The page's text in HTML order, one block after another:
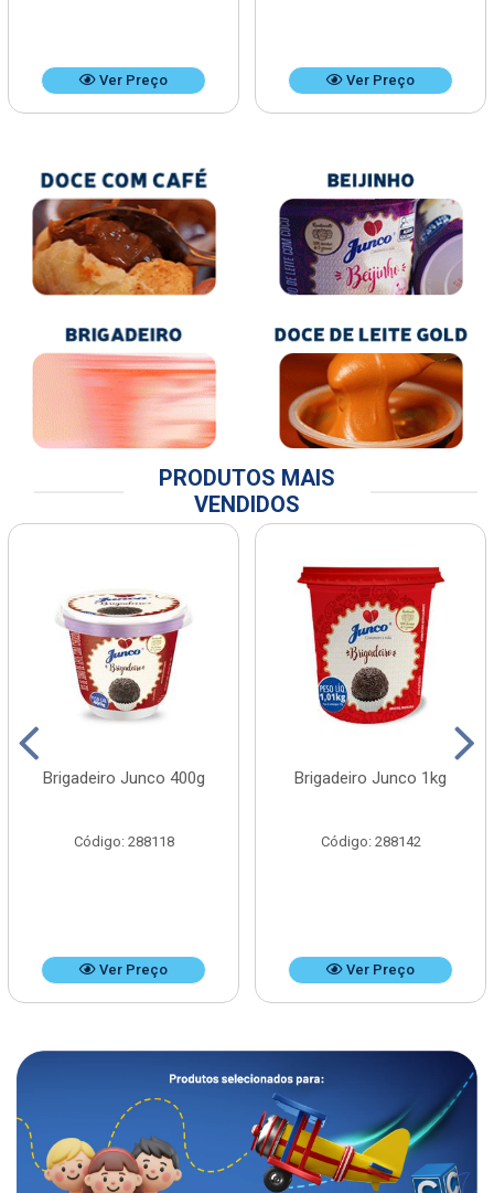
Ver Preço Ver Preço
PRODUTOS MAIS
VENDIDOS
Brigadeiro Junco 400g
Código: 288118
Ver Preço
Brigadeiro Junco 1kg
Código: 288142
Ver Preço